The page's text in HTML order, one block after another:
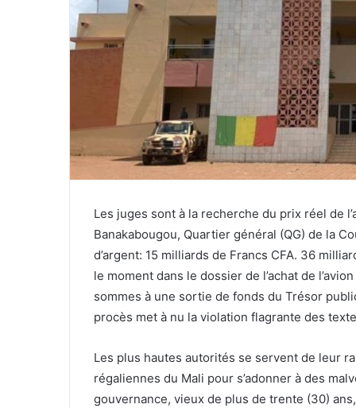
Les juges sont à la recherche du prix réel de
Banakabougou, Quartier général (QG) de la
d’argent: 15 milliards de Francs CFA. 36
le moment dans le dossier de l’achat de
sommes à une sortie de fonds du Trésor
procès met à nu la violation flagrante des
Les plus hautes autorités se servent de leur
régaliennes du Mali pour s’adonner à des
gouvernance, vieux de plus de trente (30)